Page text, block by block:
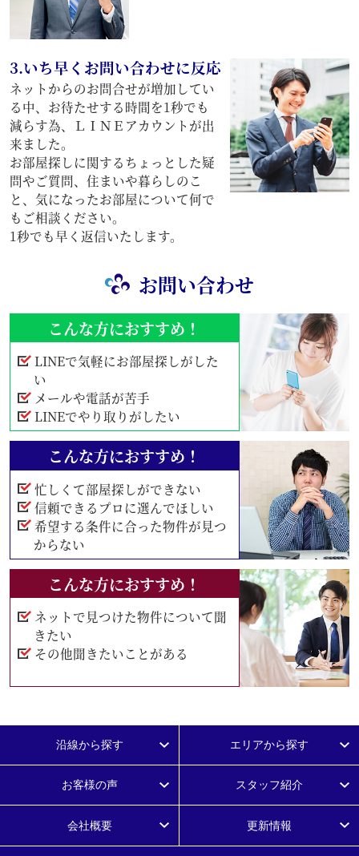
3.いち早くお問い合わせに反応
ネットからのお問合せが増加してい
る中、お待たせする時間を1秒でも
減らす為、ＬＩＮＥアカウントが出
来ました。
お部屋探しに関するちょっとした疑
問やご質問、住まいや暮らしのこ
と、気になったお部屋について何で
もご相談ください。
1秒でも早く返信いたします。
お問い合わせ
こんな方におすすめ！
LINEで気軽にお部屋探しがした
い
メールや電話が苦手
LINEでやり取りがしたい
こんな方におすすめ！
忙しくて部屋探しができない
信頼できるプロに選んでほしい
希望する条件に合った物件が見つ
からない
こんな方におすすめ！
ネットで見つけた物件について聞
きたい
その他聞きたいことがある
沿線から探す エリアから探す
お客様の声 スタッフ紹介
会社概要 更新情報